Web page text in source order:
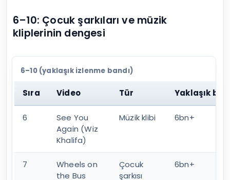
6–10: Çocuk şarkıları ve müzik
kliplerinin dengesi
6–10 (yaklaşık izlenme bandı)
Sıra Video Tür Yaklaşık
6
See You
Again (Wiz
Khalifa)
Müzik klibi 6bn+
7
Wheels on
the Bus
Çocuk
şarkısı
6bn+